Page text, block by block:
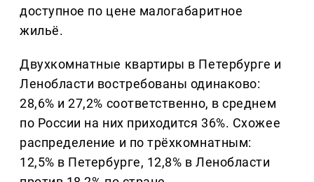
доступное по цене малогабаритное
жильё.
Двухкомнатные квартиры в Петербурге и
Ленобласти востребованы одинаково:
28,6% и 27,2% соответственно, в среднем
по России на них приходится 36%. Схожее
распределение и по трёхкомнатным:
12,5% в Петербурге, 12,8% в Ленобласти